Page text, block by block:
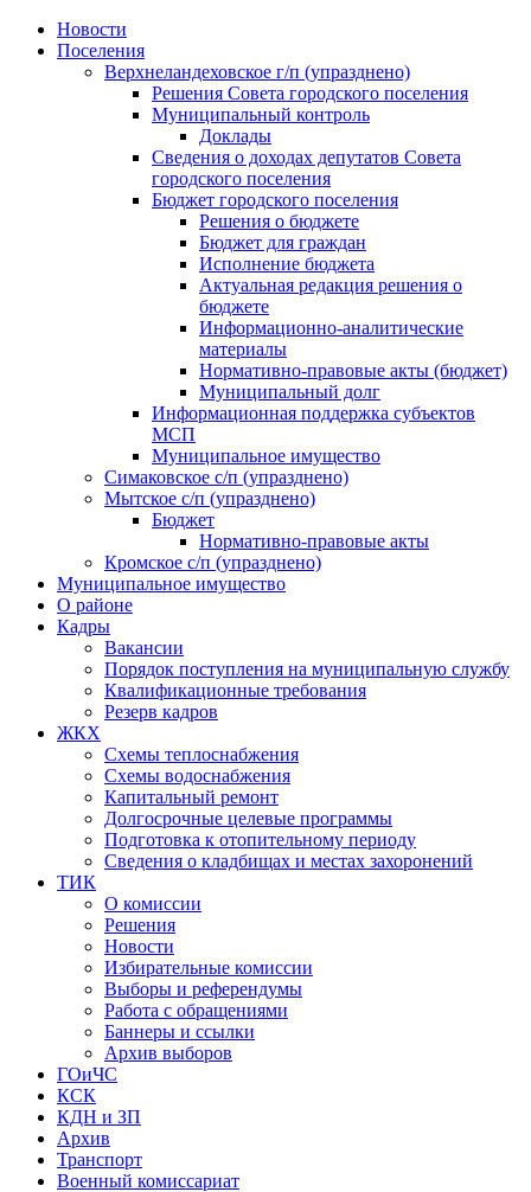
Skip
Новости
Поселения
Верхнеландеховское г/п (упразднено)
Решения Совета городского поселения
Муниципальный контроль
Доклады
Сведения о доходах депутатов Совета
городского поселения
Бюджет городского поселения
Решения о бюджете
Бюджет для граждан
Исполнение бюджета
Актуальная редакция решения о
бюджете
Информационно-аналитические
материалы
Нормативно-правовые акты (бюджет)
Муниципальный долг
Информационная поддержка субъектов
МСП
Муниципальное имущество
Симаковское с/п (упразднено)
Мытское с/п (упразднено)
Бюджет
Нормативно-правовые акты
Кромское с/п (упразднено)
Муниципальное имущество
О районе
Кадры
Вакансии
Порядок поступления на муниципальную службу
Квалификационные требования
Резерв кадров
ЖКХ
Схемы теплоснабжения
Схемы водоснабжения
Капитальный ремонт
Долгосрочные целевые программы
Подготовка к отопительному периоду
Сведения о кладбищах и местах захоронений
ТИК
О комиссии
Решения
Новости
Избирательные комиссии
Выборы и референдумы
Работа с обращениями
Баннеры и ссылки
Архив выборов
ГОиЧС
КСК
КДН и ЗП
Архив
Транспорт
Военный комиссариат